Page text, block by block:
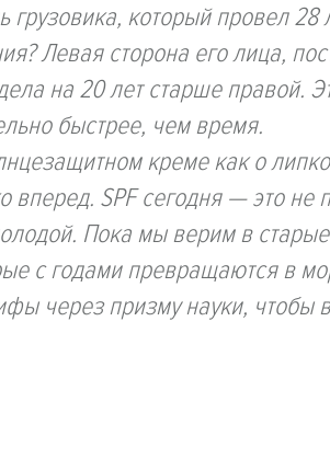
грузовика, который провел 28
Левая сторона его лица,
на 20 лет старше правой.
быстрее, чем время.
креме как о
вперед. SPF сегодня — это
Пока мы верим в
с годами превращаются в
через призму науки, чтобы